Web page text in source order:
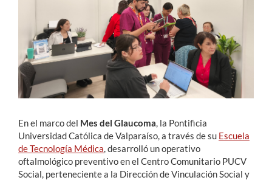
Funcionarios
Alumni
English
En el marco del Mes del Glaucoma , la Pontificia
Universidad Católica de Valparaíso, a través de su Escuela
de Tecnología Médica , desarrolló un operativo
oftalmológico preventivo en el Centro Comunitario PUCV
Social, perteneciente a la Dirección de Vinculación Social y